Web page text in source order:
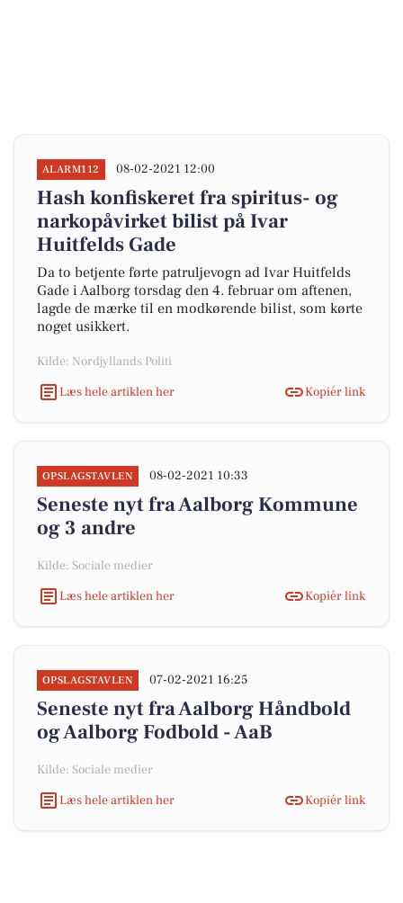
ALARM112 08-02-2021 12:00
Hash konfiskeret fra spiritus- og
narkopåvirket bilist på Ivar
Huitfelds Gade
Da to betjente førte patruljevogn ad Ivar Huitfelds
Gade i Aalborg torsdag den 4. februar om aftenen,
lagde de mærke til en modkørende bilist, som kørte
noget usikkert.
Kilde: Nordjyllands Politi
Læs hele artiklen her
Kopiér link
OPSLAGSTAVLEN 08-02-2021 10:33
Seneste nyt fra Aalborg Kommune
og 3 andre
Kilde: Sociale medier
Læs hele artiklen her
Kopiér link
OPSLAGSTAVLEN 07-02-2021 16:25
Seneste nyt fra Aalborg Håndbold
og Aalborg Fodbold - AaB
Kilde: Sociale medier
Læs hele artiklen her
Kopiér link